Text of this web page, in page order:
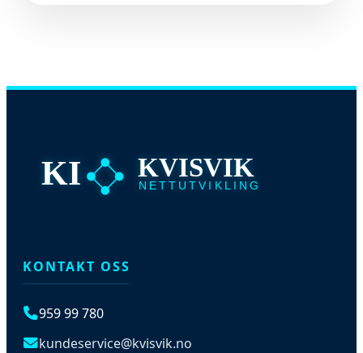
KI KVISVIK
NETTUTVIKLING
KONTAKT OSS
959 99 780
kundeservice@kvisvik.no